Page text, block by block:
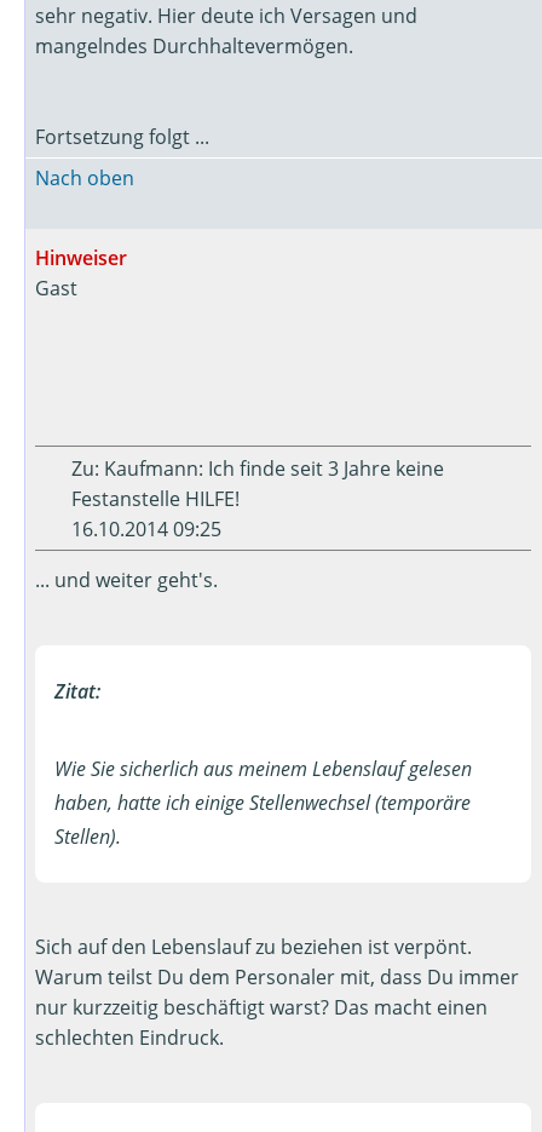
sehr negativ. Hier deute ich Versagen und
mangelndes Durchhaltevermögen.
Fortsetzung folgt ...
Nach oben
Hinweiser
Gast
Zu: Kaufmann: Ich finde seit 3 Jahre keine
Festanstelle HILFE!
16.10.2014 09:25
... und weiter geht's.
Zitat:
Wie Sie sicherlich aus meinem Lebenslauf gelesen
haben, hatte ich einige Stellenwechsel (temporäre
Stellen).
Sich auf den Lebenslauf zu beziehen ist verpönt.
Warum teilst Du dem Personaler mit, dass Du immer
nur kurzzeitig beschäftigt warst? Das macht einen
schlechten Eindruck.